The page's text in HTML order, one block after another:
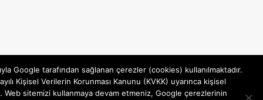
Google tarafından sağlanan çerezler (cookies) kullanılmaktadır.
Kişisel Verilerin Korunması Kanunu (KVKK) uyarınca kişisel
Web sitemizi kullanmaya devam etmeniz, Google çerezlerinin